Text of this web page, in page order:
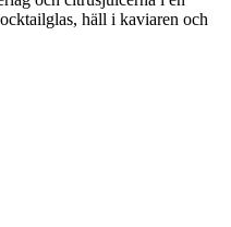
häll i kaviaren och